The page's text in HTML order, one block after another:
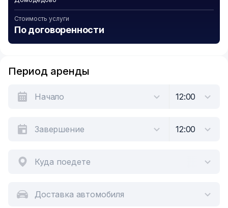
Стоимость услуги
По договоренности
Период аренды
Куда поедете
Доставка автомобиля